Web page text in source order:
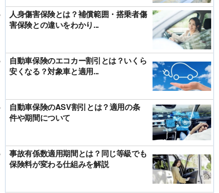
人身傷害保険とは？補償範囲・搭乗者傷
害保険との違いをわかり...
自動車保険のエコカー割引とは？いくら
安くなる？対象車と適用...
自動車保険のASV割引とは？適用の条
件や期間について
事故有係数適用期間とは？同じ等級でも
保険料が変わる仕組みを解説